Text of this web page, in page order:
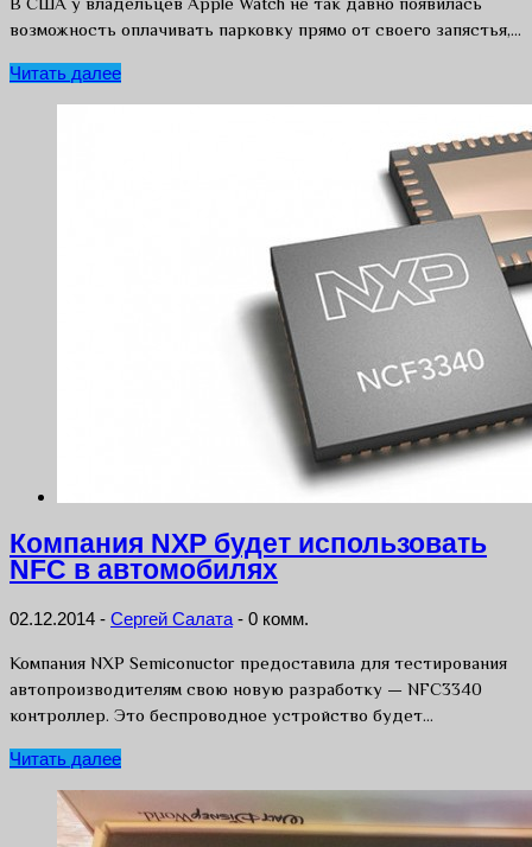
возможность оплачивать парковку прямо от своего запястья,…
Читать далее
Компания NXP будет использовать
NFC в автомобилях
02.12.2014 - Сергей Салата - 0 комм.
Компания NXP Semiconuctor предоставила для тестирования
автопроизводителям свою новую разработку — NFC3340
контроллер. Это беспроводное устройство будет…
Читать далее